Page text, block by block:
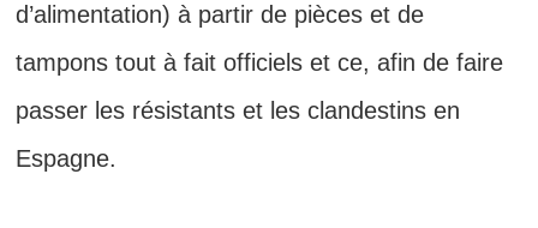
d’alimentation) à partir de pièces et de
tampons tout à fait officiels et ce, afin de faire
passer les résistants et les clandestins en
Espagne.